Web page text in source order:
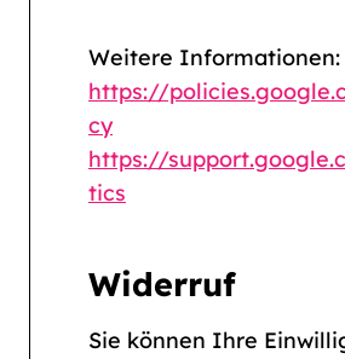
Weitere Informationen:
https://
cy
https://
tics
Widerruf
Sie können Ihre